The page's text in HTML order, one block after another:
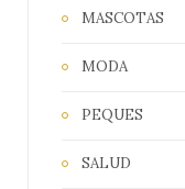
MASCOTAS
MODA
PEQUES
SALUD